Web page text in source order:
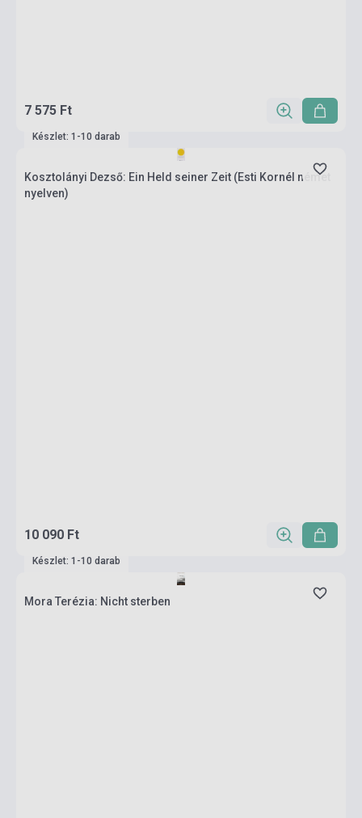
7 575 Ft
Készlet: 1-10 darab
Kosztolányi Dezső: Ein Held seiner Zeit (Esti Kornél német
nyelven)
10 090 Ft
Készlet: 1-10 darab
Mora Terézia: Nicht sterben